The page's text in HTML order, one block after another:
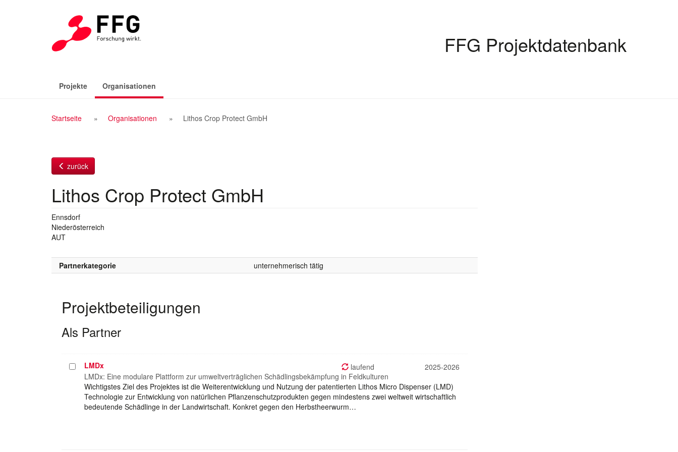
FFG Projektdatenbank
Projekte Organisationen
Breadcrumb
Startseite Organisationen Lithos Crop Protect GmbH
zurück
Lithos Crop Protect GmbH
Ennsdorf
Niederösterreich
AUT
Partnerkategorie unternehmerisch tätig
Projektbeteiligungen
Als Partner
Projekt
auswählen
LMDx laufend
2025-2026
LMDx: Eine modulare Plattform zur umweltverträglichen Schädlingsbekämpfung in Feldkulturen
Wichtigstes Ziel des Projektes ist die Weiterentwicklung und Nutzung der patentierten Lithos Micro Dispenser (LMD)
Technologie zur Entwicklung von natürlichen Pflanzenschutzprodukten gegen mindestens zwei weltweit wirtschaftlich
bedeutende Schädlinge in der Landwirtschaft. Konkret gegen den Herbstheerwurm…